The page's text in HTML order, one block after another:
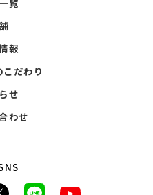
覧
報
だわり
せ
わせ